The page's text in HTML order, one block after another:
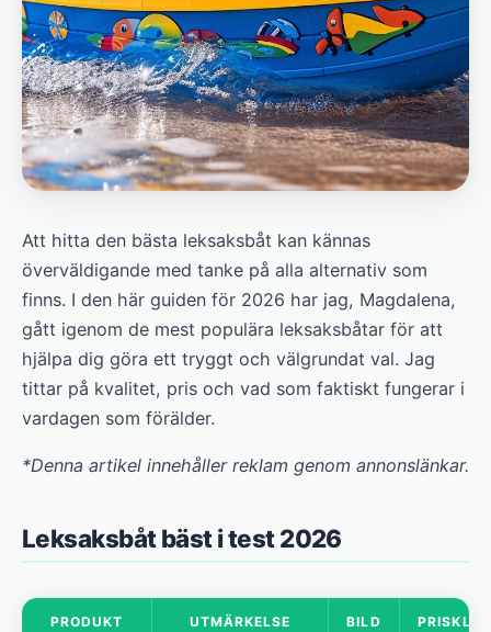
Att hitta den bästa leksaksbåt kan kännas
överväldigande med tanke på alla alternativ som
finns. I den här guiden för 2026 har jag, Magdalena,
gått igenom de mest populära leksaksbåtar för att
hjälpa dig göra ett tryggt och välgrundat val. Jag
tittar på kvalitet, pris och vad som faktiskt fungerar i
vardagen som förälder.
*Denna artikel innehåller reklam genom annonslänkar.
Leksaksbåt bäst i test 2026
PRODUKT UTMÄRKELSE BILD